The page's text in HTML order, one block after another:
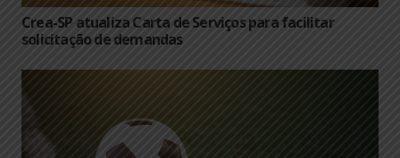
Crea-SP atualiza Carta de Serviços para facilitar
solicitação de demandas